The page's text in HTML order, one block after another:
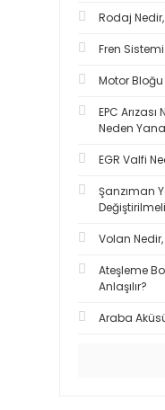
Rodaj Nedir,
Fren
Motor
EPC Arızası
Neden
EGR Valfi
Şanzıman
Volan Nedir,
Ateşleme
Anlaşılır?
Araba